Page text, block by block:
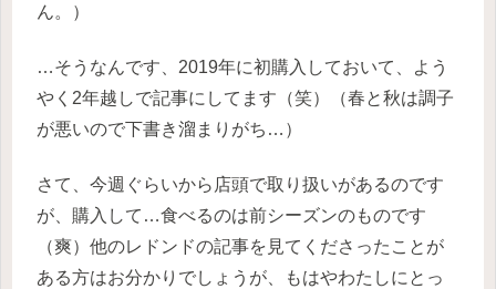
ん。）
…そうなんです、2019年に初購入しておいて、よう
やく2年越しで記事にしてます（笑）（春と秋は調子
が悪いので下書き溜まりがち…）
さて、今週ぐらいから店頭で取り扱いがあるのです
が、購入して…食べるのは前シーズンのものです
（爽）他のレドンドの記事を見てくださったことが
ある方はお分かりでしょうが、もはやわたしにとっ